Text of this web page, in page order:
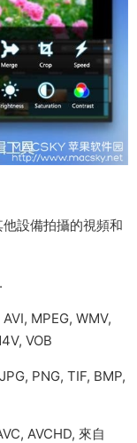
設備拍攝的視頻和
MPEG, WMV,
VOB
PNG, TIF, BMP,
AVCHD, 來自